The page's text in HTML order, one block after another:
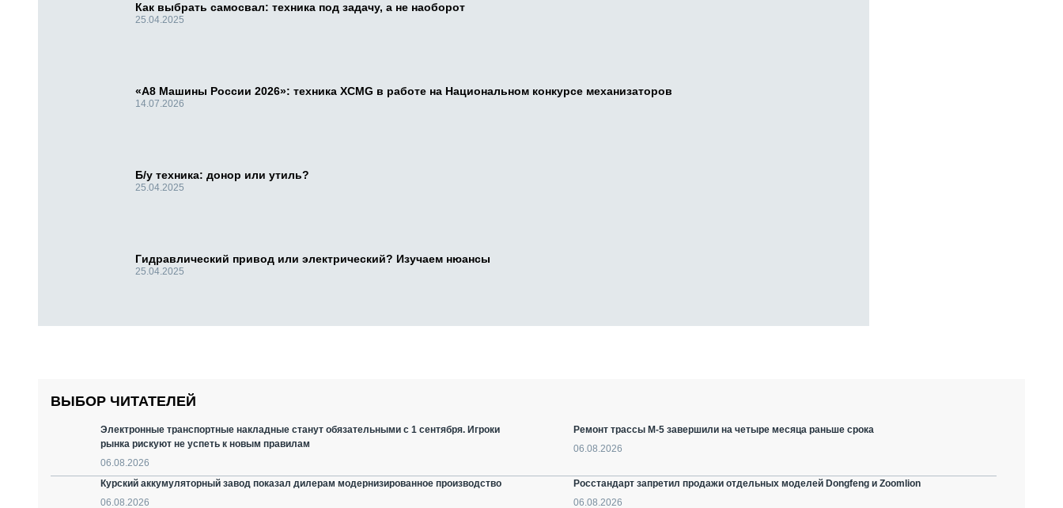
Как выбрать самосвал: техника под задачу, а не наоборот
25.04.2025
«А8 Машины России 2026»: техника XCMG в работе на Национальном конкурсе механизаторов
14.07.2026
Б/у техника: донор или утиль?
25.04.2025
Гидравлический привод или электрический? Изучаем нюансы
25.04.2025
ВЫБОР ЧИТАТЕЛЕЙ
Электронные транспортные накладные станут обязательными с 1 сентября. Игроки
рынка рискуют не успеть к новым правилам
06.08.2026
Ремонт трассы М-5 завершили на четыре месяца раньше срока
06.08.2026
Курский аккумуляторный завод показал дилерам модернизированное производство
06.08.2026
Росстандарт запретил продажи отдельных моделей Dongfeng и Zoomlion
06.08.2026